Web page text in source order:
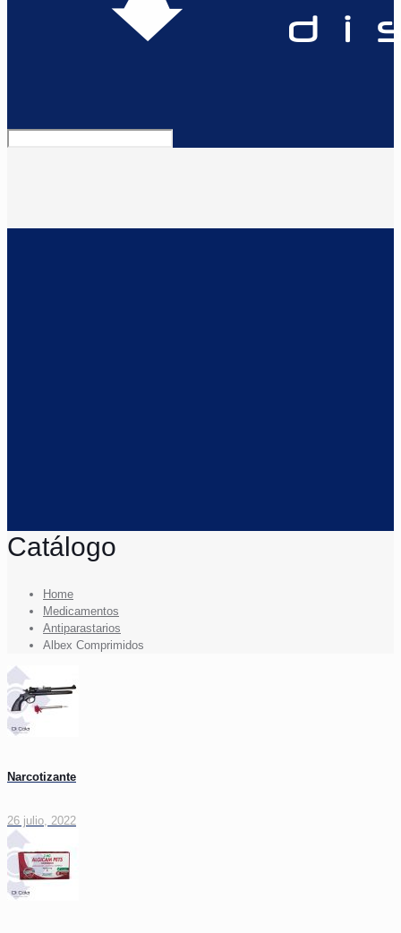
Catálogo
Home
Medicamentos
Antiparastarios
Albex Comprimidos
Narcotizante
26 julio, 2022